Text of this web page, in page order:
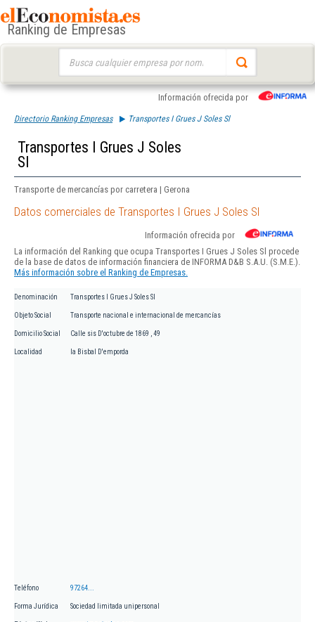
Ranking de Empresas
Información ofrecida por
Directorio Ranking Empresas Transportes I Grues J Soles Sl
Transportes I Grues J Soles
Sl
Transporte de mercancías por carretera | Gerona
Datos comerciales de Transportes I Grues J Soles Sl
Información ofrecida por
La información del Ranking que ocupa Transportes I Grues J Soles Sl procede
de la base de datos de información financiera de INFORMA D&B S.A.U. (S.M.E.).
Más información sobre el Ranking de Empresas.
Denominación Transportes I Grues J Soles Sl
Objeto Social Transporte nacional e internacional de mercancías
Domicilio Social Calle sis D'octubre de 1869 , 49
Localidad la Bisbal D'emporda
Teléfono 97264...
Forma Jurídica Sociedad limitada unipersonal